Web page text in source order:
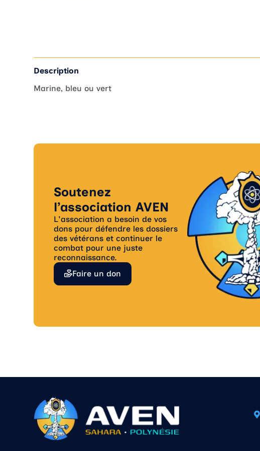
Description
Marine, bleu ou vert
Soutenez
l’association AVEN
L'association a besoin de vos
dons pour défendre les dossiers
des vétérans et continuer le
combat pour une juste
reconnaissance.
Faire un don